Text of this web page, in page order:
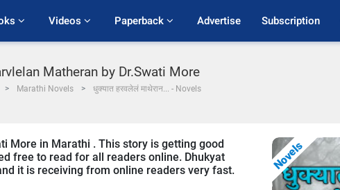
Videos Paperback Advertise Subscription
Matheran by Dr.Swati More
Marathi Novels धुक्यात हरवलेलं माथेरान... - Novels
More in Marathi . This story is getting good
free to read for all readers online. Dhukyat
it is receiving from online readers very fast.
Novels